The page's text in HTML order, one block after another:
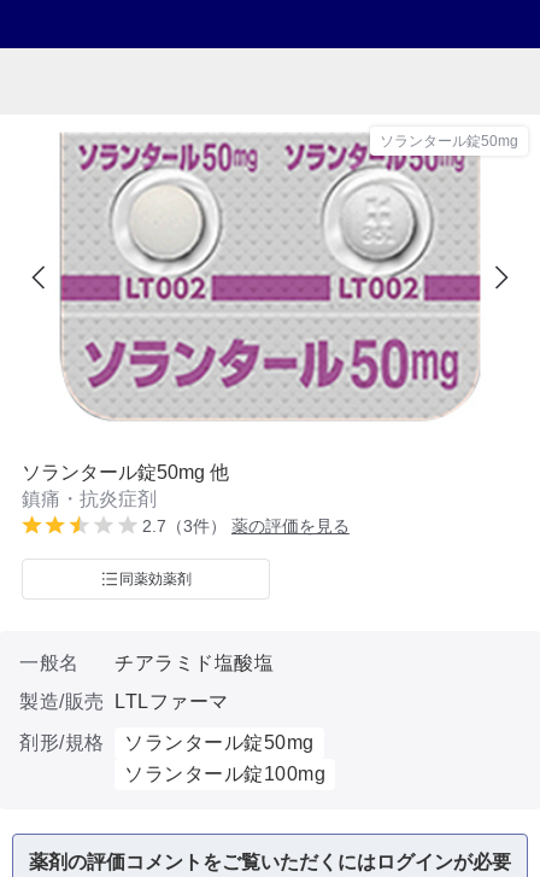
ソランタール錠50mg
ソランタール錠50mg 他
鎮痛・抗炎症剤
2.7（3件） 薬の評価を見る
同薬効薬剤
一般名
チアラミド塩酸塩
製造/販売
LTLファーマ
剤形/規格
ソランタール錠50mg
ソランタール錠100mg
薬剤の評価コメントをご覧いただくにはログインが必要